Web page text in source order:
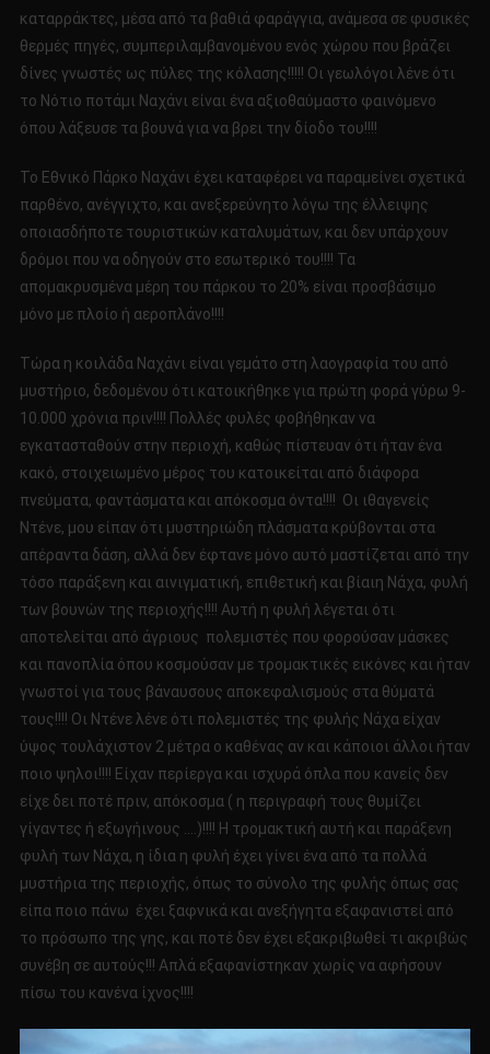
καταρράκτες, μέσα από τα βαθιά φαράγγια, ανάμεσα σε φυσικές
θερμές πηγές, συμπεριλαμβανομένου ενός χώρου που βράζει
δίνες γνωστές ως πύλες της κόλασης!!!!! Οι γεωλόγοι λένε ότι
το Νότιο ποτάμι Ναχάνι είναι ένα αξιοθαύμαστο φαινόμενο
όπου λάξευσε τα βουνά για να βρει την δίοδο του!!!!
Το Εθνικό Πάρκο Ναχάνι έχει καταφέρει να παραμείνει σχετικά
παρθένο, ανέγγιχτο, και ανεξερεύνητο λόγω της έλλειψης
οποιασδήποτε τουριστικών καταλυμάτων, και δεν υπάρχουν
δρόμοι που να οδηγούν στο εσωτερικό του!!!! Τα
απομακρυσμένα μέρη του πάρκου το 20% είναι προσβάσιμο
μόνο με πλοίο ή αεροπλάνο!!!!
Τώρα η κοιλάδα Ναχάνι είναι γεμάτο στη λαογραφία του από
μυστήριο, δεδομένου ότι κατοικήθηκε για πρώτη φορά γύρω 9-
10.000 χρόνια πριν!!!! Πολλές φυλές φοβήθηκαν να
εγκατασταθούν στην περιοχή, καθώς πίστευαν ότι ήταν ένα
κακό, στοιχειωμένο μέρος του κατοικείται από διάφορα
πνεύματα, φαντάσματα και απόκοσμα όντα!!!! Οι ιθαγενείς
Ντένε, μου είπαν ότι μυστηριώδη πλάσματα κρύβονται στα
απέραντα δάση, αλλά δεν έφτανε μόνο αυτό μαστίζεται από την
τόσο παράξενη και αινιγματική, επιθετική και βίαιη Νάχα, φυλή
των βουνών της περιοχής!!!! Αυτή η φυλή λέγεται ότι
αποτελείται από άγριους ​​πολεμιστές που φορούσαν μάσκες
και πανοπλία όπου κοσμούσαν με τρομακτικές εικόνες και ήταν
γνωστοί για τους βάναυσους αποκεφαλισμούς στα θύματά
τους!!!! Οι Ντένε λένε ότι πολεμιστές της φυλής Νάχα είχαν
ύψος τουλάχιστον 2 μέτρα ο καθένας αν και κάποιοι άλλοι ήταν
ποιο ψηλοι!!!! Είχαν περίεργα και ισχυρά όπλα που κανείς δεν
είχε δει ποτέ πριν, απόκοσμα ( η περιγραφή τους θυμίζει
γίγαντες ή εξωγήινους ….)!!!! Η τρομακτική αυτή και παράξενη
φυλή των Νάχα, η ίδια η φυλή έχει γίνει ένα από τα πολλά
μυστήρια της περιοχής, όπως το σύνολο της φυλής όπως σας
είπα ποιο πάνω έχει ξαφνικά και ανεξήγητα εξαφανιστεί από
το πρόσωπο της γης, και ποτέ δεν έχει εξακριβωθεί τι ακριβώς
συνέβη σε αυτούς!!! Απλά εξαφανίστηκαν χωρίς να αφήσουν
πίσω του κανένα ίχνος!!!!